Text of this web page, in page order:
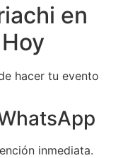
en
hacer tu evento
inmediata.